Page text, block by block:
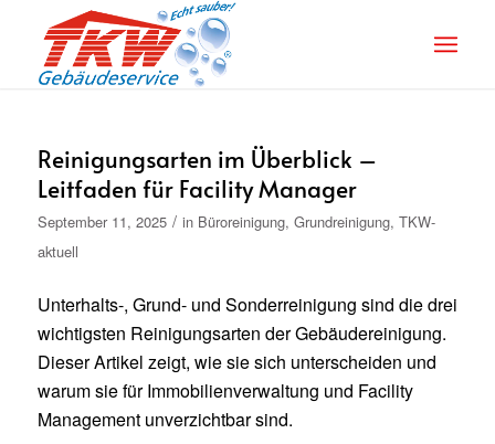
Reinigungsarten im Überblick –
Leitfaden für Facility Manager
September 11, 2025 / in Büroreinigung, Grundreinigung, TKW-
aktuell
Unterhalts-, Grund- und Sonderreinigung sind die drei
wichtigsten Reinigungsarten der Gebäudereinigung.
Dieser Artikel zeigt, wie sie sich unterscheiden und
warum sie für Immobilienverwaltung und Facility
Management unverzichtbar sind.